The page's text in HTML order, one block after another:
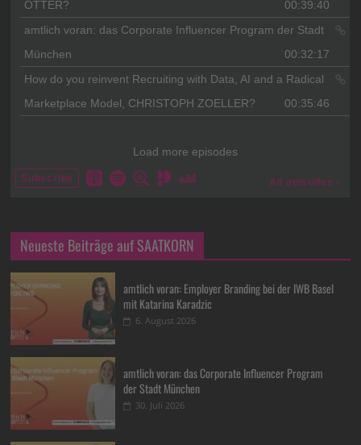
Neueste Beiträge auf SAATKORN
amtlich voran: Employer Branding bei der IWB Basel
mit Katarina Karadzic
6. August 2026
amtlich voran: das Corporate Influencer Program
der Stadt München
30. Juli 2026